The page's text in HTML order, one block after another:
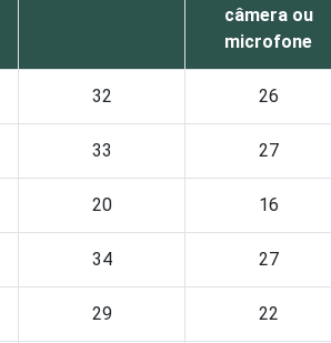
câmera ou
microfone
32 26
33 27
20 16
34 27
29 22